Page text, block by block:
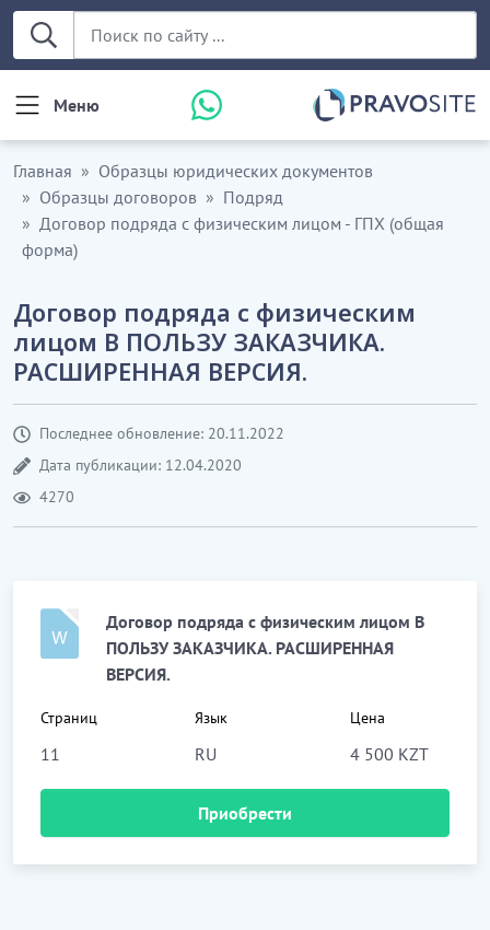
Меню
Главная
Образцы юридических документов
Образцы договоров
Подряд
Договор подряда с физическим лицом - ГПХ (общая
форма)
Договор подряда с физическим
лицом В ПОЛЬЗУ ЗАКАЗЧИКА.
РАСШИРЕННАЯ ВЕРСИЯ.
Последнее обновление: 20.11.2022
Дата публикации: 12.04.2020
4270
Договор подряда с физическим лицом В
ПОЛЬЗУ ЗАКАЗЧИКА. РАСШИРЕННАЯ
ВЕРСИЯ.
Страниц
11
Язык
RU
Цена
4 500 KZT
Приобрести